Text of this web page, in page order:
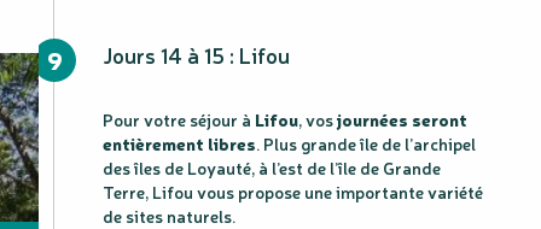
9 Jours 14 à 15 : Lifou
Pour votre séjour à Lifou, vosjournées seront
entièrement libres. Plus grande île de l’archipel
des îles de Loyauté, à l’est de l’île de Grande
Terre, Lifou vous propose une importante variété
de sites naturels.